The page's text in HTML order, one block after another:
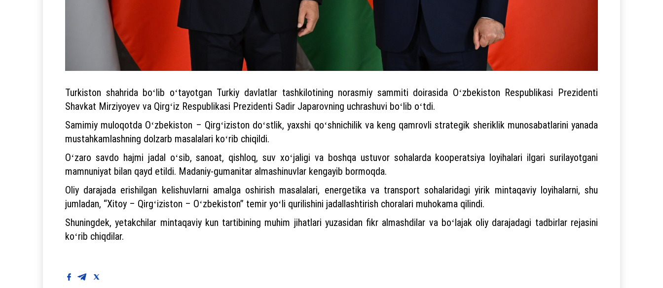
Turkiston shahrida boʻlib oʻtayotgan Turkiy davlatlar tashkilotining norasmiy sammiti doirasida Oʻzbekiston Respublikasi Prezidenti
Shavkat Mirziyoyev va Qirgʻiz Respublikasi Prezidenti Sadir Japarovning uchrashuvi boʻlib oʻtdi.
Samimiy muloqotda Oʻzbekiston – Qirgʻiziston doʻstlik, yaxshi qoʻshnichilik va keng qamrovli strategik sheriklik munosabatlarini yanada
mustahkamlashning dolzarb masalalari koʻrib chiqildi.
Oʻzaro savdo hajmi jadal oʻsib, sanoat, qishloq, suv xoʻjaligi va boshqa ustuvor sohalarda kooperatsiya loyihalari ilgari surilayotgani
mamnuniyat bilan qayd etildi. Madaniy-gumanitar almashinuvlar kengayib bormoqda.
Oliy darajada erishilgan kelishuvlarni amalga oshirish masalalari, energetika va transport sohalaridagi yirik mintaqaviy loyihalarni, shu
jumladan, “Xitoy – Qirgʻiziston – Oʻzbekiston” temir yoʻli qurilishini jadallashtirish choralari muhokama qilindi.
Shuningdek, yetakchilar mintaqaviy kun tartibining muhim jihatlari yuzasidan fikr almashdilar va boʻlajak oliy darajadagi tadbirlar rejasini
koʻrib chiqdilar.